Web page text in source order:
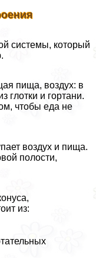
системы, который
пища, воздух: в
глотки и гортани.
чтобы еда не
воздух и пища.
полости,
из: